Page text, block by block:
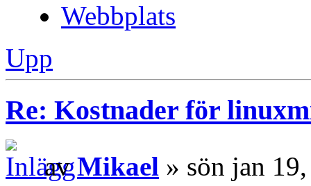
Webbplats
Upp
Re: Kostnader för
avMikael » sön jan